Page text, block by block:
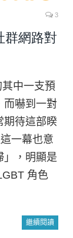
3
群網路對
其中一支預
而嚇到一對
期待這部睽
一幕也意
，明顯是
角色
繼續閱讀